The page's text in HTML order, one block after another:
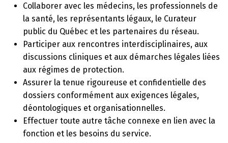
Collaborer avec les médecins, les professionnels de
la santé, les représentants légaux, le Curateur
public du Québec et les partenaires du réseau.
Participer aux rencontres interdisciplinaires, aux
discussions cliniques et aux démarches légales liées
aux régimes de protection.
Assurer la tenue rigoureuse et confidentielle des
dossiers conformément aux exigences légales,
déontologiques et organisationnelles.
Effectuer toute autre tâche connexe en lien avec la
fonction et les besoins du service.